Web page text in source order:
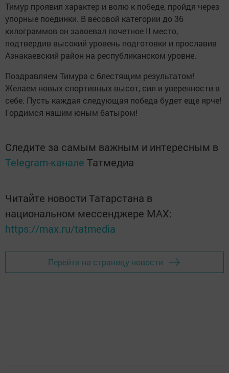
Тимур проявил характер и волю к победе, пройдя через
упорные поединки. В весовой категории до 36
килограммов он завоевал почетное II место,
подтвердив высокий уровень подготовки и прославив
Азнакаевский район на республиканском уровне.
Поздравляем Тимура с блестящим результатом!
Желаем новых спортивных высот, сил и уверенности в
себе. Пусть каждая следующая победа будет еще ярче!
Гордимся нашим юным батыром!
Следите за самым важным и интересным в
Telegram-канале Татмедиа
Читайте новости Татарстана в
национальном мессенджере MАХ:
https://max.ru/tatmedia
Перейти на страницу новости